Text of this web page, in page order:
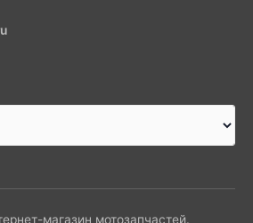
магазин мотозапчастей.